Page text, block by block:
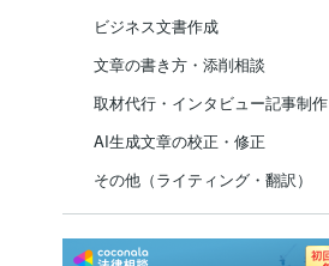
ビジネス文書作成
文章の書き方・添削相談
取材代行・インタビュー記事制作
AI生成文章の校正・修正
その他（ライティング・翻訳）